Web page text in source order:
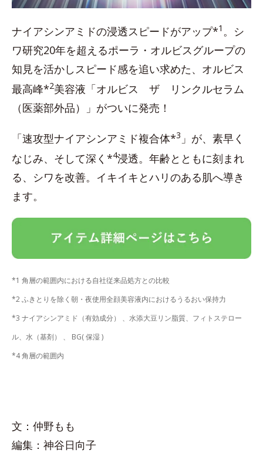
ナイアシンアミドの浸透スピードがアップ*1 。シ
ワ研究20年を超えるポーラ・オルビスグループの
知見を活かしスピード感を追い求めた、オルビス
最高峰*2美容液「オルビス ザ リンクルセラム
（医薬部外品）」がついに発売！
「速攻型ナイアシンアミド複合体*3 」が、素早く
なじみ、そして深く*4浸透。年齢とともに刻まれ
る、シワを改善。イキイキとハリのある肌へ導き
ます。
*1 角層の範囲内における自社従来品処方との比較
*2 ふきとりを除く朝・夜使用全顔美容液内におけるうるおい保持力
*3 ナイアシンアミド（有効成分） 、水添大豆リン脂質、フィトステロー
ル、水（基剤） 、 BG( 保湿 )
*4 角層の範囲内
文：仲野もも
編集：神谷日向子